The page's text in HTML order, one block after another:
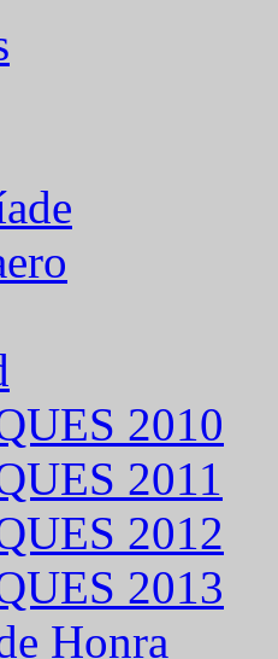
2010
2011
2012
2013
Honra